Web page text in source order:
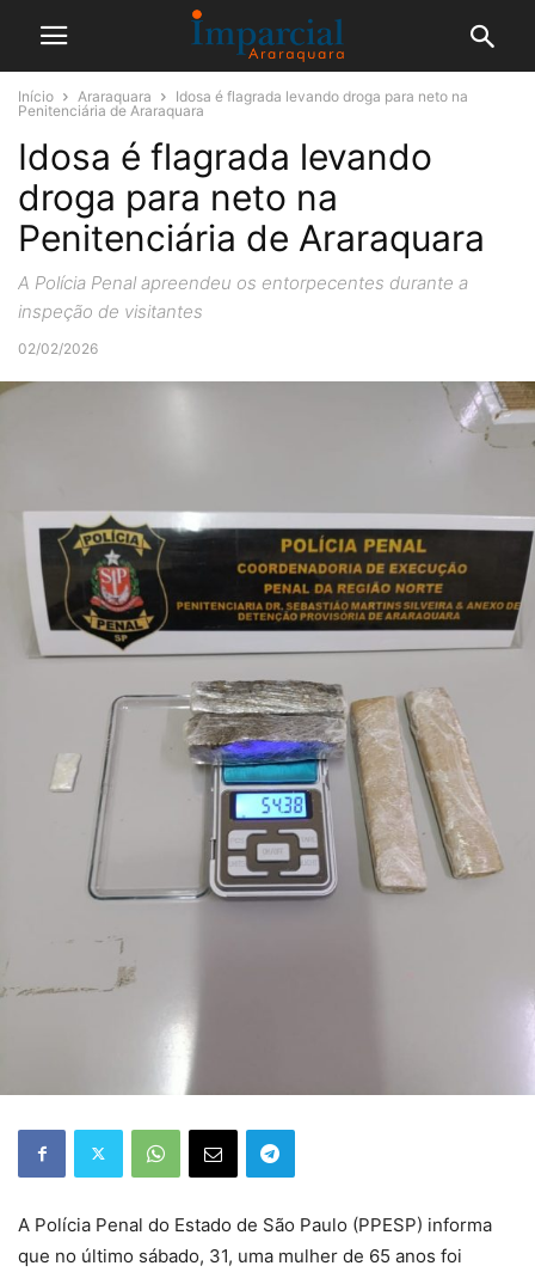
Início Araraquara
Idosa é flagrada levando droga para neto na
Penitenciária de Araraquara
Idosa é flagrada levando
droga para neto na
Penitenciária de Araraquara
A Polícia Penal apreendeu os entorpecentes durante a
inspeção de visitantes
02/02/2026
A Polícia Penal do Estado de São Paulo (PPESP) informa
que no último sábado, 31, uma mulher de 65 anos foi